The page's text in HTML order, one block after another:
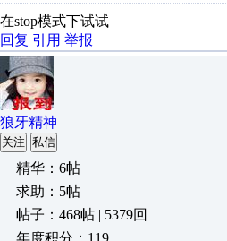
在stop模式下试试
回复 引用 举报
狼牙精神
关注 私信
精华：6帖
求助：5帖
帖子：468帖 | 5379回
年度积分：119